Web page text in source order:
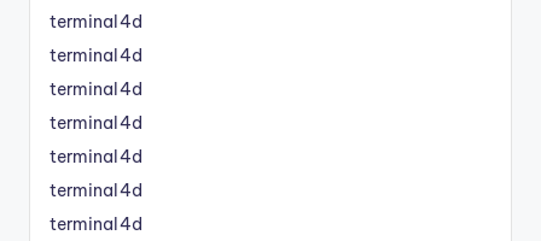
terminal4d
terminal4d
terminal4d
terminal4d
terminal4d
terminal4d
terminal4d